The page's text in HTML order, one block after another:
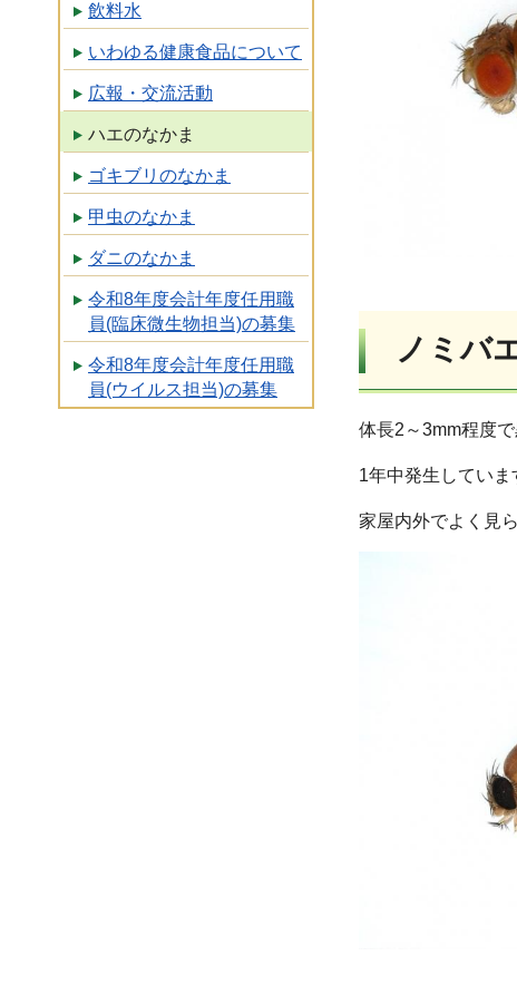
飲料水
いわゆる健康食品について
広報・交流活動
ハエのなかま
ゴキブリのなかま
甲虫のなかま
ダニのなかま
令和8年度会計年度任用職
員(臨床微生物担当)の募集
令和8年度会計年度任用職
員(ウイルス担当)の募集
ノミバ
体長2～3mm程度
1年中発生していま
家屋内外でよく見